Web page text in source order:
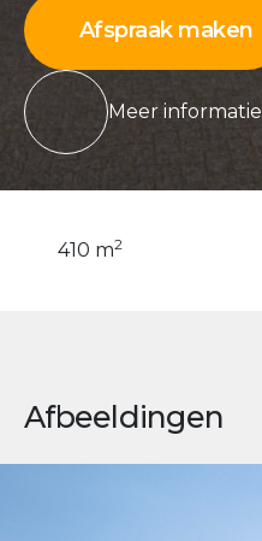
Afspraak maken
Meer informatie
410 m2
Afbeeldingen